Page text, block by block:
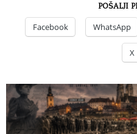
POŠALJI
Facebook WhatsApp
X